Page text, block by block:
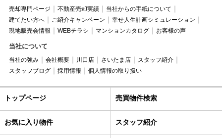
売却専門ページ 不動産売却実績
当社からの手紙について
建てたい方へ
ご紹介キャンペーン
幸せ人生計画シミュレーション
現地販売会情報
WEBチラシ マンションカタログ お客様の声
当社について
当社の強み 会社概要 川口店 さいたま店
スタッフ紹介
スタッフブログ
採用情報 個人情報の取り扱い
トップページ 売買物件検索
お気に入り物件 スタッフ紹介